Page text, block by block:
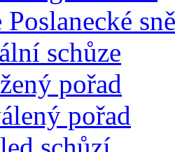
Poslanecké
schůze
pořad
pořad